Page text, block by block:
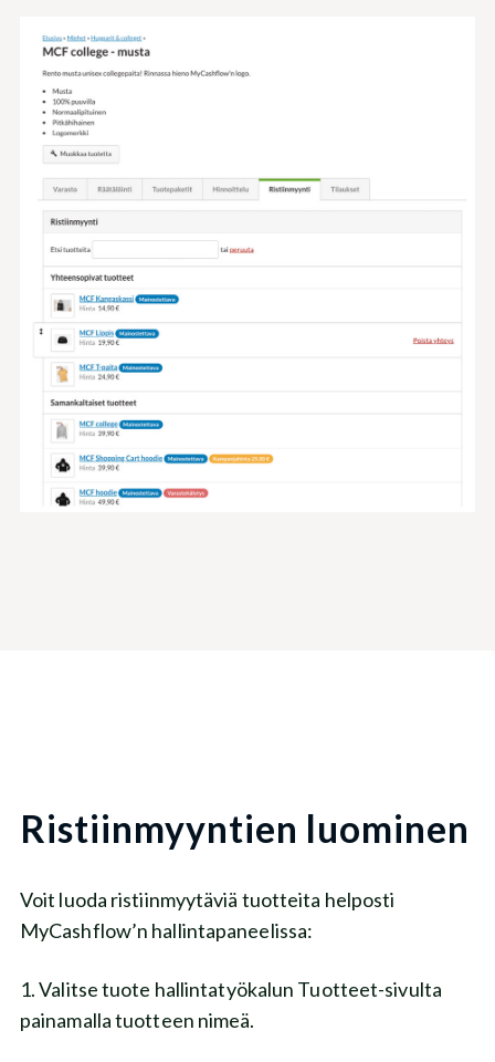
Ristiinmyyntien luominen
Voit luoda ristiinmyytäviä tuotteita helposti
MyCashflow’n hallintapaneelissa:
1. Valitse tuote hallintatyökalun Tuotteet-sivulta
painamalla tuotteen nimeä.